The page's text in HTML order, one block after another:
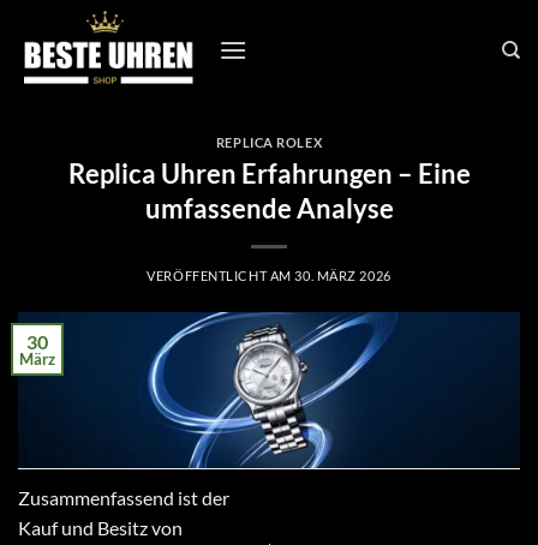
Inhalt
springen
REPLICA ROLEX
Replica Uhren Erfahrungen – Eine
umfassende Analyse
VERÖFFENTLICHT AM 30. MÄRZ 2026
30
März
Zusammenfassend ist der
Kauf und Besitz von